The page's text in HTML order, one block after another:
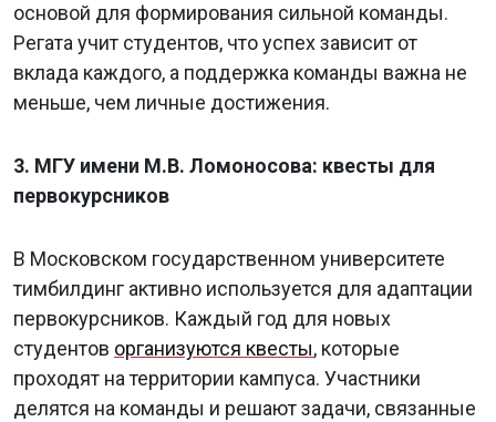
основой для формирования сильной команды.
Регата учит студентов, что успех зависит от
вклада каждого, а поддержка команды важна не
меньше, чем личные достижения.
3. МГУ имени М.В. Ломоносова: квесты для
первокурсников
В Московском государственном университете
тимбилдинг активно используется для адаптации
первокурсников. Каждый год для новых
студентов организуются квесты, которые
проходят на территории кампуса. Участники
делятся на команды и решают задачи, связанные